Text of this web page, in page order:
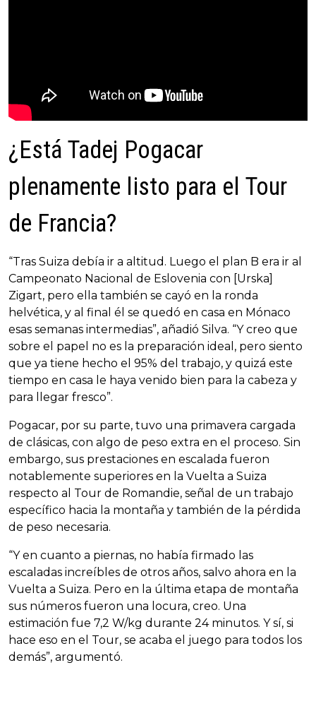
¿Está Tadej Pogacar
plenamente listo para el Tour
de Francia?
“Tras Suiza debía ir a altitud. Luego el plan B era ir al
Campeonato Nacional de Eslovenia con [Urska]
Zigart, pero ella también se cayó en la ronda
helvética, y al final él se quedó en casa en Mónaco
esas semanas intermedias”, añadió Silva. “Y creo que
sobre el papel no es la preparación ideal, pero siento
que ya tiene hecho el 95% del trabajo, y quizá este
tiempo en casa le haya venido bien para la cabeza y
para llegar fresco”.
Pogacar, por su parte, tuvo una primavera cargada
de clásicas, con algo de peso extra en el proceso. Sin
embargo, sus prestaciones en escalada fueron
notablemente superiores en la Vuelta a Suiza
respecto al Tour de Romandie, señal de un trabajo
específico hacia la montaña y también de la pérdida
de peso necesaria.
“Y en cuanto a piernas, no había firmado las
escaladas increíbles de otros años, salvo ahora en la
Vuelta a Suiza. Pero en la última etapa de montaña
sus números fueron una locura, creo. Una
estimación fue 7,2 W/kg durante 24 minutos. Y sí, si
hace eso en el Tour, se acaba el juego para todos los
demás”, argumentó.